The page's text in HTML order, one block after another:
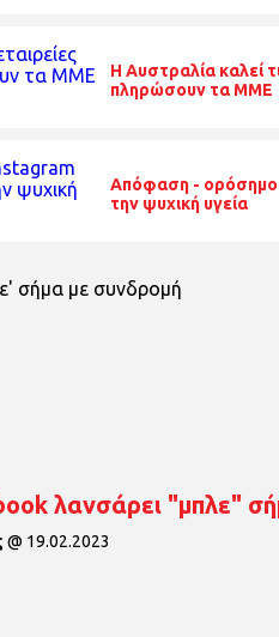
Η Αυστραλία καλεί
πληρώσουν τα ΜΜΕ
Απόφαση - ορόσημο:
την ψυχική υγεία
λανσάρει "μπλε"
@ 19.02.2023